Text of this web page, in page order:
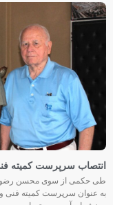
انتصاب سرپرست کمیته
طی حکمی از سوی محسن
به عنوان سرپرست کمیته فنی